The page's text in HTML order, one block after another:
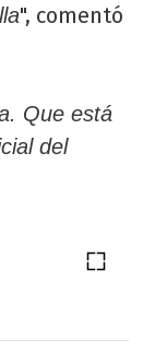
", comentó
Que está
del